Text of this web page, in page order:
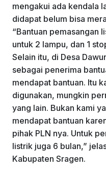
mengakui ada kendala
didapat belum bisa
“Bantuan pemasangan
untuk 2 lampu, dan 1
Selain itu, di Desa
sebagai penerima
mendapat bantuan. Itu
digunakan, mungkin
yang lain. Bukan kami
mendapat bantuan
pihak PLN nya. Untuk
listrik juga 6 bulan,”
Kabupaten Sragen.